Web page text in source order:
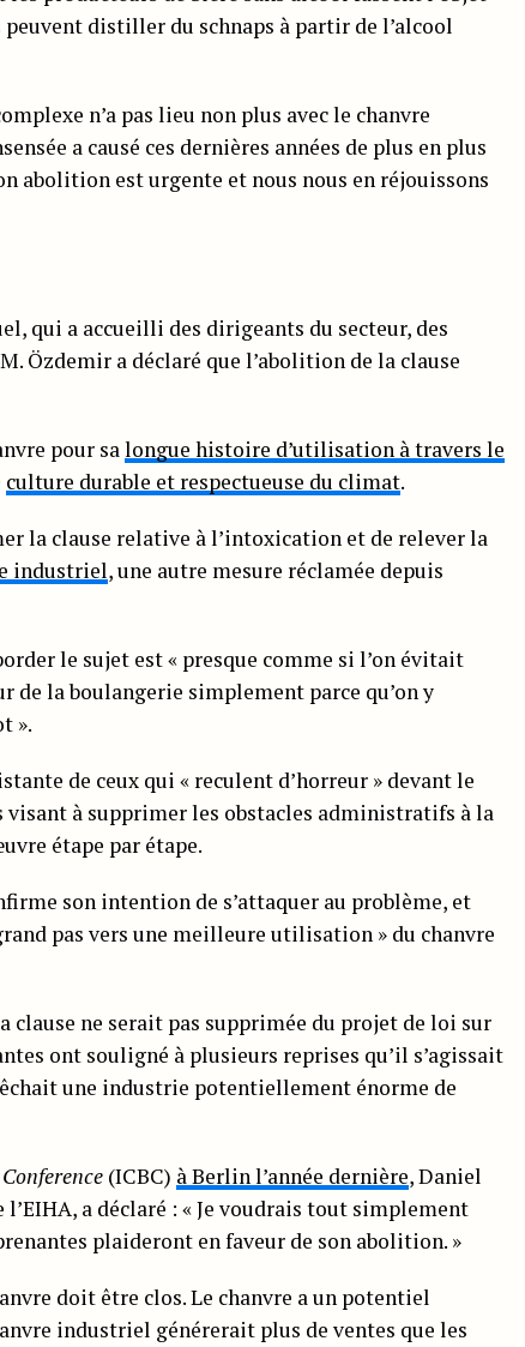
distiller du schnaps à partir de l’alcool
n’a pas lieu non plus avec le chanvre
a causé ces dernières années de plus en plus
abolition est urgente et nous nous en réjouissons
qui a accueilli des dirigeants du secteur, des
Özdemir a déclaré que l’abolition de la clause
pour sa longue histoire d’utilisation à travers le
culture durable et respectueuse du climat.
la clause relative à l’intoxication et de relever la
industriel, une autre mesure réclamée depuis
le sujet est « presque comme si l’on évitait
de la boulangerie simplement parce qu’on y
».
de ceux qui « reculent d’horreur » devant le
visant à supprimer les obstacles administratifs à la
étape par étape.
son intention de s’attaquer au problème, et
pas vers une meilleure utilisation » du chanvre
clause ne serait pas supprimée du projet de loi sur
ont souligné à plusieurs reprises qu’il s’agissait
une industrie potentiellement énorme de
(ICBC) à Berlin l’année dernière, Daniel
a déclaré : « Je voudrais tout simplement
plaideront en faveur de son abolition. »
doit être clos. Le chanvre a un potentiel
industriel générerait plus de ventes que les